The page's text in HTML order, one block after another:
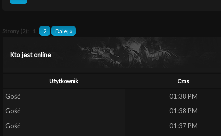
Strony (2): 1 2 Dalej »
Kto jest online
Użytkownik Czas
Gość
01:38 PM
Gość
01:38 PM
Gość
01:37 PM